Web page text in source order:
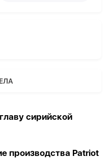
сирийской
производства Patriot